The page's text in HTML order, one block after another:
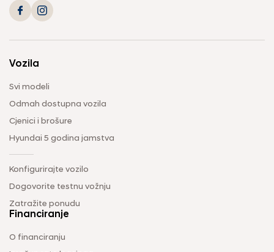
Vozila
Svi modeli
Odmah dostupna vozila
Cjenici i brošure
Hyundai 5 godina jamstva
Konfigurirajte vozilo
Dogovorite testnu vožnju
Zatražite ponudu
Financiranje
O financiranju